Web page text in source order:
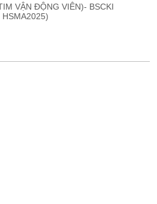
VẬN ĐỘNG VIÊN)- BSCKI